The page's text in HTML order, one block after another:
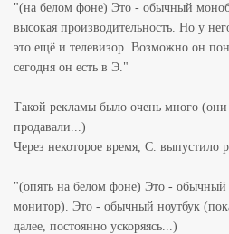
"(на белом фоне) Это - обычный
высокая производительность. Но у
это ещё и телевизор. Возможно он
сегодня он есть в Э."
Такой рекламы было очень много
продавали...)
Через некоторое время, С. выпустило
"(опять на белом фоне) Это - обычный
монитор). Это - обычный ноутбук
далее, постоянно ускоряясь...)